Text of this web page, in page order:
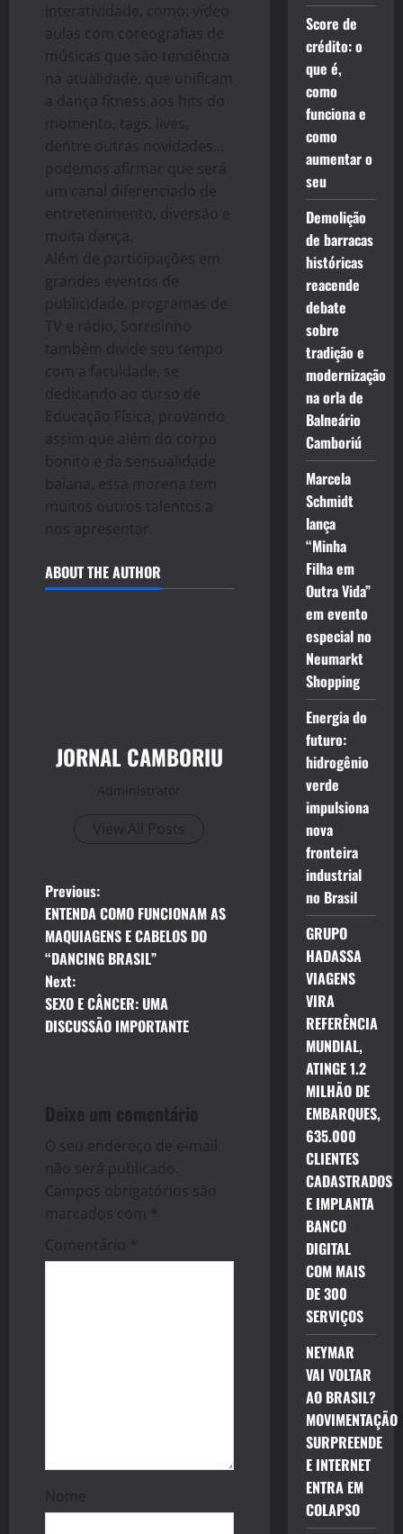
interatividade, como: vídeo
aulas com coreografias de
músicas que são tendência
na atualidade, que unificam
a dança fitness aos hits do
momento, tags, lives,
dentre outras novidades…
podemos afirmar que será
um canal diferenciado de
entretenimento, diversão e
muita dança.
Além de participações em
grandes eventos de
publicidade, programas de
TV e rádio, Sorrisinho
também divide seu tempo
com a faculdade, se
dedicando ao curso de
Educação Física, provando
assim que além do corpo
bonito e da sensualidade
baiana, essa morena tem
muitos outros talentos a
nos apresentar.
ABOUT THE AUTHOR
JORNAL CAMBORIU
Administrator
View All Posts
P
o
s
t
v
i
g
a
t
Previous:
ENTENDA COMO FUNCIONAM AS
MAQUIAGENS E CABELOS DO
“DANCING BRASIL”
Next:
SEXO E CÂNCER: UMA
DISCUSSÃO IMPORTANTE
Deixe um comentário
O seu endereço de e-mail
não será publicado.
Campos obrigatórios são
marcados com *
Comentário *
Nome
Score de
crédito: o
que é,
como
funciona e
como
aumentar o
seu
Demolição
de barracas
históricas
reacende
debate
sobre
tradição e
modernização
na orla de
Balneário
Camboriú
Marcela
Schmidt
lança
“Minha
Filha em
Outra Vida”
em evento
especial no
Neumarkt
Shopping
Energia do
futuro:
hidrogênio
verde
impulsiona
nova
fronteira
industrial
no Brasil
GRUPO
HADASSA
VIAGENS
VIRA
REFERÊNCIA
MUNDIAL,
ATINGE 1.2
MILHÃO DE
EMBARQUES,
635.000
CLIENTES
CADASTRADOS
E IMPLANTA
BANCO
DIGITAL
COM MAIS
DE 300
SERVIÇOS
NEYMAR
VAI VOLTAR
AO BRASIL?
MOVIMENTAÇÃO
SURPREENDE
E INTERNET
ENTRA EM
COLAPSO